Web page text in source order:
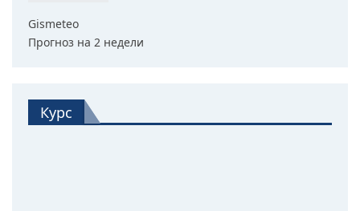
Gismeteo
Прогноз на 2 недели
Курс